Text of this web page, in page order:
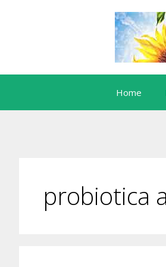
Home
probiotica